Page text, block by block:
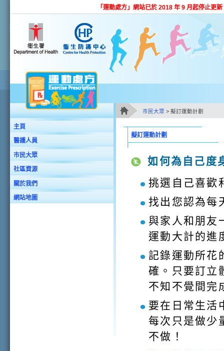
「運動處方」網站已於 2018 年 9 月起停止更
主頁
醫護人員
市民大眾
社區資源
關於我們
網站地圖
市民大眾 > 擬訂運動計劃
主要內容
擬訂運動計劃
如何為自己度
挑選自己喜歡
找出您認為每
與家人和朋友
運動大計的進
記錄運動所花
確。只要訂立
不知不覺間完
要在日常生活
每次只是做少
不做！